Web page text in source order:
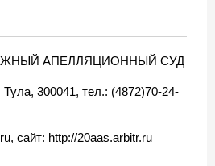
АПЕЛЛЯЦИОННЫЙ СУД
Тула, 300041, тел.: (4872)70-24-
сайт: http://20aas.arbitr.ru